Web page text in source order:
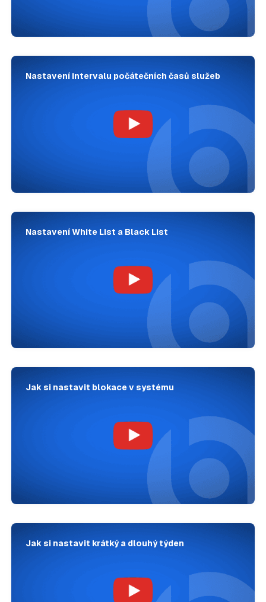
Nastavení intervalu počátečních časů služeb
Nastavení White List a Black List
Jak si nastavit blokace v systému
Jak si nastavit krátký a dlouhý týden